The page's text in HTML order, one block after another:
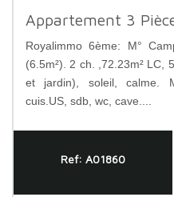
Appartement 3
Royalimmo 6ème: M°
(6.5m²). 2 ch. ,72.23m² LC,
et jardin), soleil, calme.
cuis.US, sdb, wc, cave....
Ref: A01860